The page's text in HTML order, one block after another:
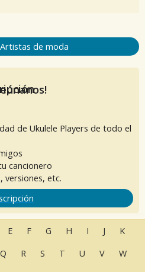
de moda
de Ukulele Players de todo el
cancionero
versiones, etc.
E F G H I J
K
Q R S T U V
W